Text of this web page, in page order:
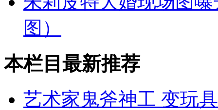
图）
本栏目最新推荐
艺术家鬼斧神工 变玩